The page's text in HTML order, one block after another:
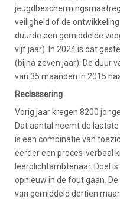
veiligheid of de
duurde een gemiddelde
vijf jaar). In 2024 is dat
(bijna zeven jaar). De duur
van 35 maanden in 2015
Reclassering
Vorig jaar kregen 8200
Dat aantal neemt de
is een combinatie van
eerder een proces-verbaal
leerplichtambtenaar. Doel
opnieuw in de fout gaan.
van gemiddeld dertien